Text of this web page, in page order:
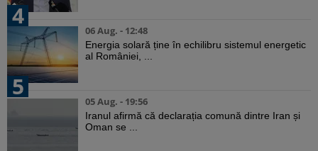
4
06 Aug. - 12:48
Energia solară ține în echilibru sistemul energetic
al României, ...
5
05 Aug. - 19:56
Iranul afirmă că declarația comună dintre Iran și
Oman se ...